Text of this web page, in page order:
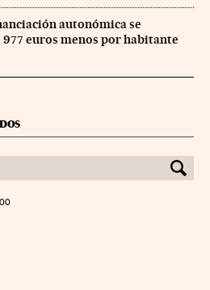
autonómica se
euros menos por habitante